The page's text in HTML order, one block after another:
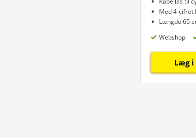
Med 4-cifret
Længde 65
Webshop
Læg